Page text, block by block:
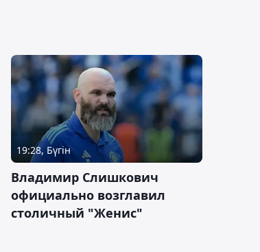
19:28, Бүгін
Владимир Слишкович
официально возглавил
столичный "Женис"